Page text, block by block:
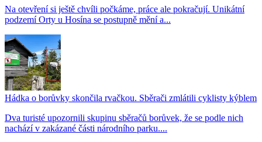
Na otevření si ještě chvíli počkáme, práce ale pokračují. Unikátní
podzemí Orty u Hosína se postupně mění a...
Hádka o borůvky skončila rvačkou. Sběrači zmlátili cyklisty kýblem
Dva turisté upozornili skupinu sběračů borůvek, že se podle nich
nachází v zakázané části národního parku....